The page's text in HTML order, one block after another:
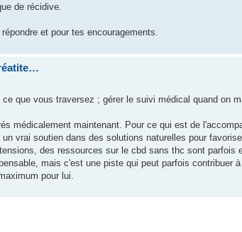
de récidive.
et pour tes encouragements.
que vous traversez ; gérer le suivi médical quand on
médicalement maintenant. Pour ce qui est de
vrai soutien dans des solutions naturelles pour
des ressources sur le cbd sans thc sont parfois
mais c'est une piste qui peut parfois contribuer
pour lui.